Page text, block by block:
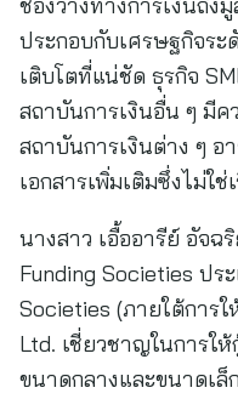
ประกอบกับเศรษฐกิจร
เติบโตที่แน่ชัด ธุรกิจ
สถาบันการเงินอื่น ๆ มี
สถาบันการเงินต่าง ๆ อ
เอกสารเพิ่มเติมซึ่งไม่ใ
นางสาว เอื้ออารีย์ อัจฉ
Funding Societies ปร
Societies (ภายใต้การ
Ltd. เชี่ยวชาญในการใ
ขนาดกลางและขนาดเ